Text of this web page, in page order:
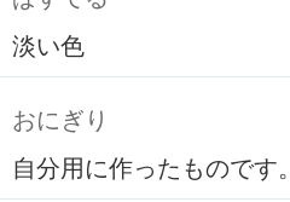
淡い色
おにぎり
自分用に作ったものです。